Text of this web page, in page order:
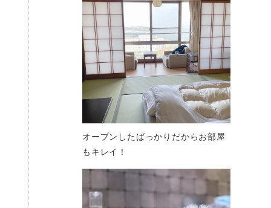
オープンしたばっかりだからお部屋
もキレイ！